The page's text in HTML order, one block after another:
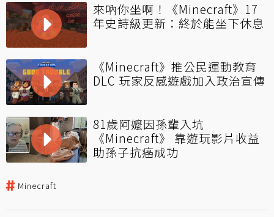
來吶你坐啊！《Minecraft》17
年史詩級更新：終於能坐下休息
《Minecraft》推公民運動教育
DLC 玩家反感遊戲加入政治宣傳
81歲阿嬤因孫輩入坑
《Minecraft》 靠遊玩影片收益
助孫子抗癌成功
Minecraft